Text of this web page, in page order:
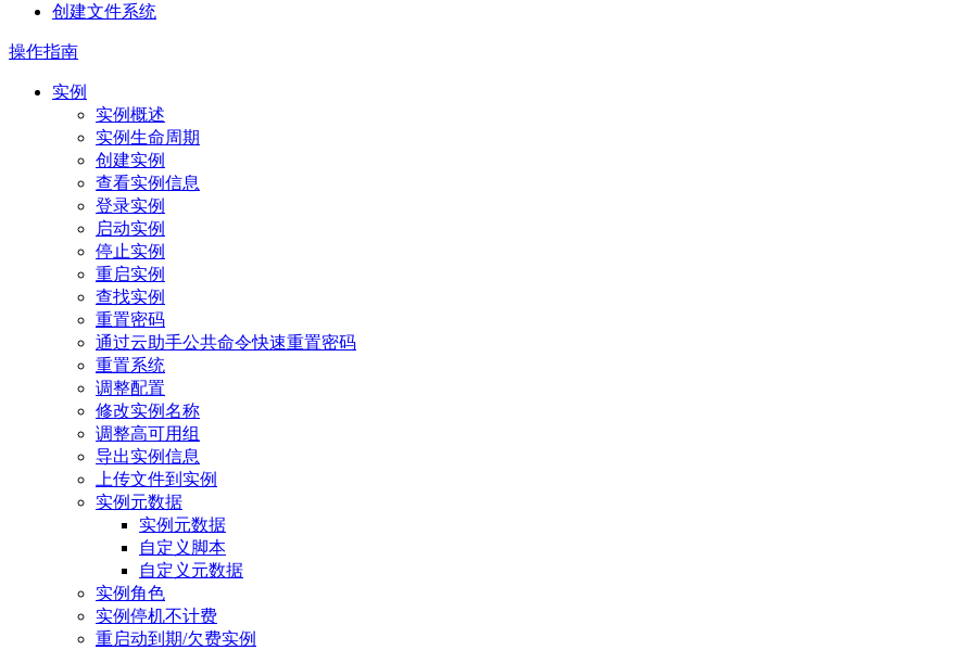
创建文件系统
操作指南
实例
实例概述
实例生命周期
创建实例
查看实例信息
登录实例
启动实例
停止实例
重启实例
查找实例
重置密码
通过云助手公共命令快速重置密码
重置系统
调整配置
修改实例名称
调整高可用组
导出实例信息
上传文件到实例
实例元数据
实例元数据
自定义脚本
自定义元数据
实例角色
实例停机不计费
重启动到期/欠费实例